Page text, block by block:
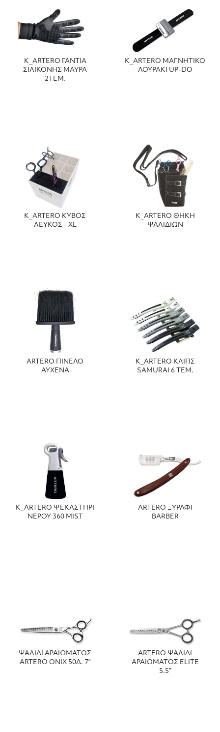
Κ_ARTERO ΓΑΝΤΙΑ
ΣΙΛΙΚΟΝΗΣ ΜΑΥΡΑ
2ΤΕΜ.
Κ_ARTERO ΜΑΓΝΗΤΙΚΟ
ΛΟΥΡΑΚΙ UP-DO
Κ_ARTERO ΚΥΒΟΣ
ΛΕΥΚΟΣ - XL
Κ_ARTERO ΘΗΚΗ
ΨΑΛΙΔΙΩΝ
ARTERO ΠΙΝΕΛΟ
ΑΥΧΕΝΑ
Κ_ARTERO ΚΛΙΠΣ
SAMURAI 6 TEM.
Κ_ARTERO ΨΕΚΑΣΤΗΡΙ
ΝΕΡΟΥ 360 MIST
ARTERO ΞΥΡΑΦΙ
BARBER
ΨΑΛΙΔΙ ΑΡΑΙΩΜΑΤΟΣ
ARTERO ONIX 50Δ. 7"
ARTERO ΨΑΛΙΔΙ
ΑΡΑΙΩΜΑΤΟΣ ELITE
5.5”